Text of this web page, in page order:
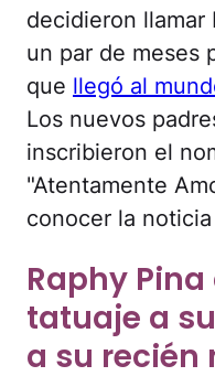
decidieron llamar
un par de meses
que llegó al
Los nuevos
inscribieron el
"Atentamente
conocer la
Raphy
tatuaje a
a su recién